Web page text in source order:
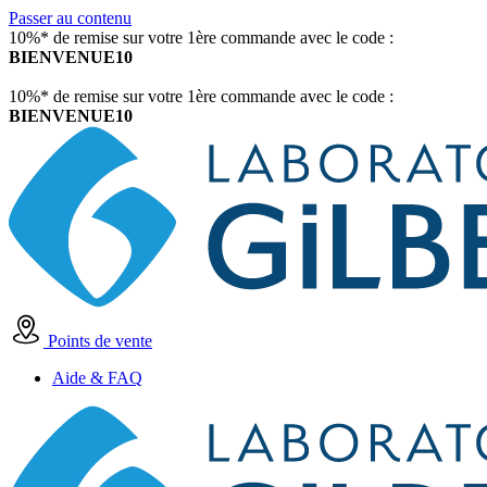
Passer au contenu
10%* de remise sur votre 1ère commande avec le code :
BIENVENUE10
10%* de remise sur votre 1ère commande avec le code :
BIENVENUE10
Points de vente
Aide & FAQ